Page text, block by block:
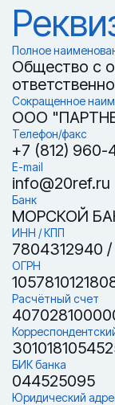
Полное
Общество с
Сокращенное
ООО
Телефон/факс
+7 (812) 960-
E-mail
info@20ref.ru
Банк
МОРСКОЙ
ИНН / КПП
7804312940 /
ОГРН
Расчётный счет
БИК банка
044525095
Юридический